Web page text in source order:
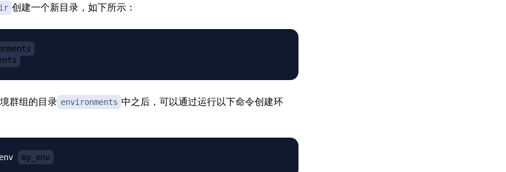
创建一个新目录，如下所示：
群组的目录 environments 中之后，可以通过运行以下命令创建环
my_env